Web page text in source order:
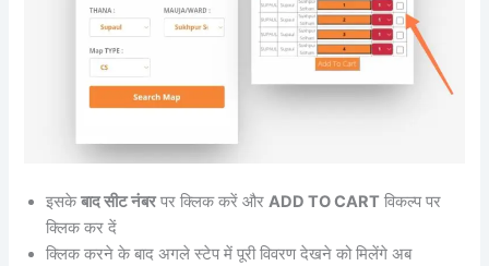
इसकेबाद सीट नंबरपर क्लिक करें औरADD TO CART विकल्प पर
क्लिक कर दें
क्लिक करने के बाद अगले स्टेप में पूरी विवरण देखने को मिलेंगे अब